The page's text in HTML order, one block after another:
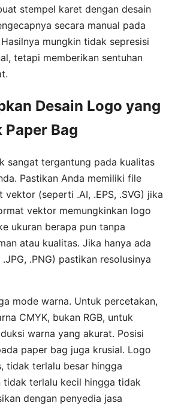
stempel karet dengan desain
secara manual pada
mungkin tidak sepresisi
tetapi memberikan sentuhan
Desain Logo yang
Bag
sangat tergantung pada kualitas
Pastikan Anda memiliki file
(seperti .AI, .EPS, .SVG) jika
vektor memungkinkan logo
ukuran berapa pun tanpa
atau kualitas. Jika hanya ada
.PNG) pastikan resolusinya
mode warna. Untuk percetakan,
CMYK, bukan RGB, untuk
warna yang akurat. Posisi
paper bag juga krusial. Logo
tidak terlalu besar hingga
tidak terlalu kecil hingga tidak
dengan penyedia jasa